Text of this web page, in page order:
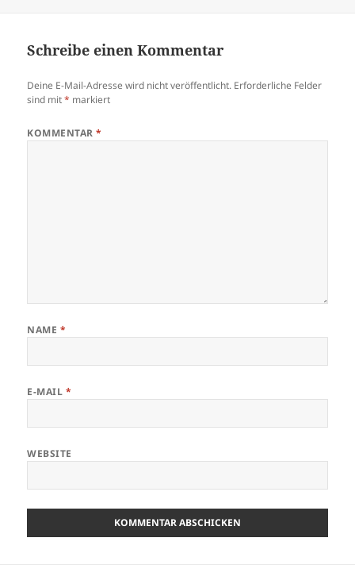
Schreibe einen Kommentar
Deine E-Mail-Adresse wird nicht veröffentlicht. Erforderliche Felder
sind mit* markiert
KOMMENTAR*
NAME *
E-MAIL *
WEBSITE